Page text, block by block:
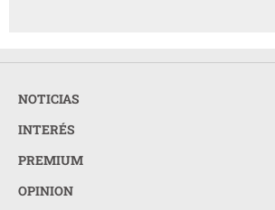
NOTICIAS
INTERÉS
PREMIUM
OPINION